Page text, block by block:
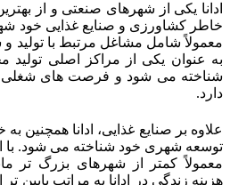
ادانا یکی از شهرهای صنعتی و از
خاطر کشاورزی و صنایع غذایی خود
معمولاً شامل مشاغل مرتبط با
به عنوان یکی از مراکز اصلی
شناخته می‌ شود و فرصت‌ های شغلی
دارد.
علاوه بر صنایع غذایی، ادانا همچنین
توسعه شهری خود شناخته می‌ شود. با
معمولاً کمتر از شهرهای بزرگ‌ تر
هزینه زندگی در ادانا به مراتب پایین‌